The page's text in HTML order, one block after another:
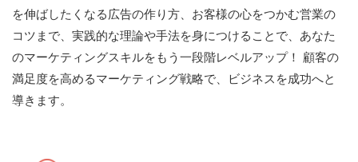
を伸ばしたくなる広告の作り方、お客様の心をつかむ営業の
コツまで、実践的な理論や手法を身につけることで、あなた
のマーケティングスキルをもう一段階レベルアップ！ 顧客の
満足度を高めるマーケティング戦略で、ビジネスを成功へと
導きます。